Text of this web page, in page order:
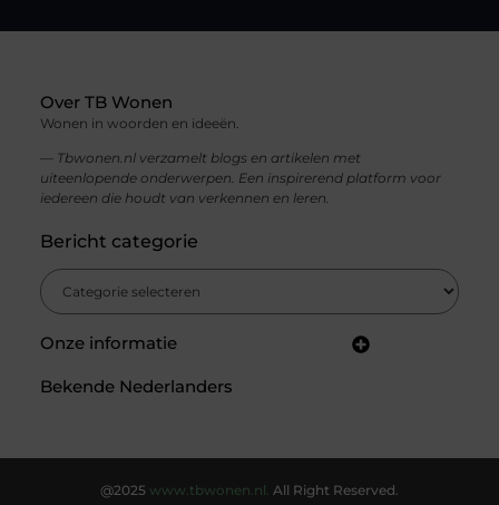
Over TB Wonen
Wonen in woorden en ideeën.
— Tbwonen.nl verzamelt blogs en artikelen met
uiteenlopende onderwerpen. Een inspirerend platform voor
iedereen die houdt van verkennen en leren.
Bericht categorie
Onze informatie
Bekende Nederlanders
@2025 www.tbwonen.nl. All Right Reserved.